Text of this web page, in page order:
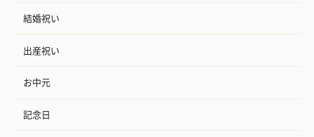
結婚祝い
出産祝い
お中元
記念日